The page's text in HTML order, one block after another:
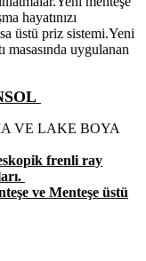
hayatınızı
üstü priz sistemi.Yeni
masasında uygulanan
VE LAKE BOYA
frenli ray
ve Menteşe üstü